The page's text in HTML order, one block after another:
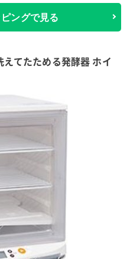
ングで見る
てたためる発酵器 ホイ